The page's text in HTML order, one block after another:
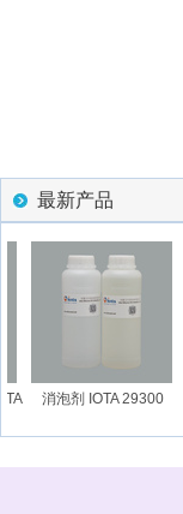
最新产品
消泡剂 IOTA 29300